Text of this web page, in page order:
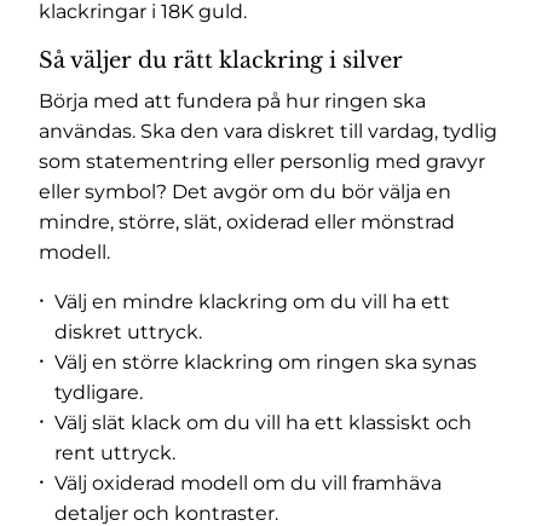
klackringar i 18K guld.
Så väljer du rätt klackring i silver
Börja med att fundera på hur ringen ska
användas. Ska den vara diskret till vardag, tydlig
som statementring eller personlig med gravyr
eller symbol? Det avgör om du bör välja en
mindre, större, slät, oxiderad eller mönstrad
modell.
Välj en mindre klackring om du vill ha ett
diskret uttryck.
Välj en större klackring om ringen ska synas
tydligare.
Välj slät klack om du vill ha ett klassiskt och
rent uttryck.
Välj oxiderad modell om du vill framhäva
detaljer och kontraster.